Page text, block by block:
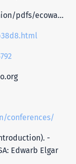
www.iss.co.za/AF/RegOrg/unity_to_union/pdfs/ecowas/4ConExtradition.pdf
conferences/
-
Edwarb Elgar